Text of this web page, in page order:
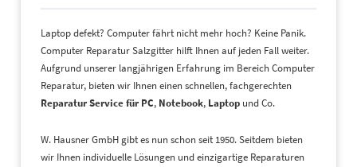
Laptop defekt? Computer fährt nicht mehr hoch? Keine Panik.
Computer Reparatur Salzgitter hilft Ihnen auf jeden Fall weiter.
Aufgrund unserer langjährigen Erfahrung im Bereich Computer
Reparatur, bieten wir Ihnen einen schnellen, fachgerechten
Reparatur Service für PC, Notebook, Laptop und Co.
W. Hausner GmbH gibt es nun schon seit 1950. Seitdem bieten
wir Ihnen individuelle Lösungen und einzigartige Reparaturen